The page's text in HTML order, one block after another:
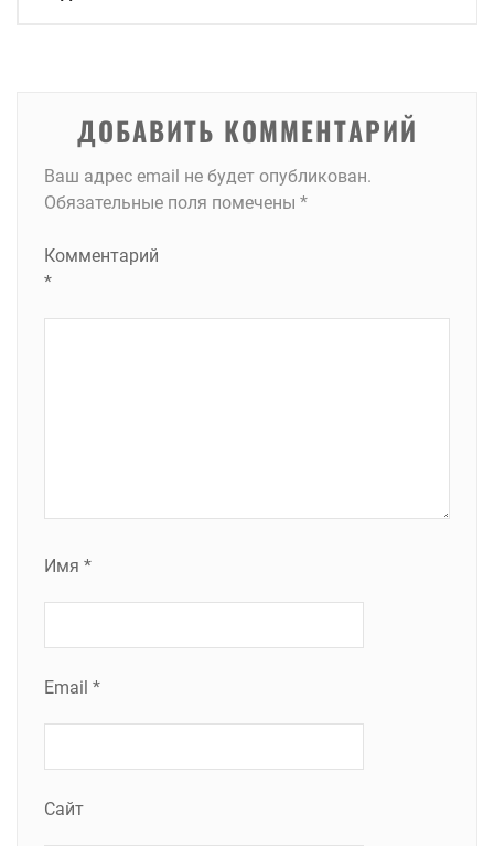
ДОБАВИТЬ КОММЕНТАРИЙ
Ваш адрес email не будет опубликован.
Обязательные поля помечены *
Комментарий
*
Имя *
Email *
Сайт